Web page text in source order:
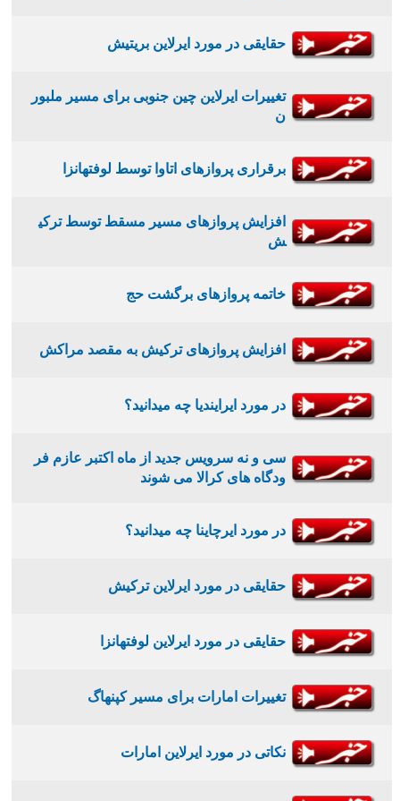
حقایقی در مورد ایرلاین بریتیش
تغییرات ایرلاین چین جنوبی برای مسیر ملبور
ن
برقراری پروازهای اتاوا توسط لوفتهانزا
افزایش پروازهای مسیر مسقط توسط ترکی
ش
خاتمه پروازهای برگشت حج
افزایش پروازهای ترکیش به مقصد مراکش
در مورد ایرایندیا چه میدانید؟
سی و نه سرویس جدید از ماه اکتبر عازم فر
ودگاه های کرالا می شوند
در مورد ایرچاینا چه میدانید؟
حقایقی در مورد ایرلاین ترکیش
حقایقی در مورد ایرلاین لوفتهانزا
تغییرات امارات برای مسیر کپنهاگ
نکاتی در مورد ایرلاین امارات